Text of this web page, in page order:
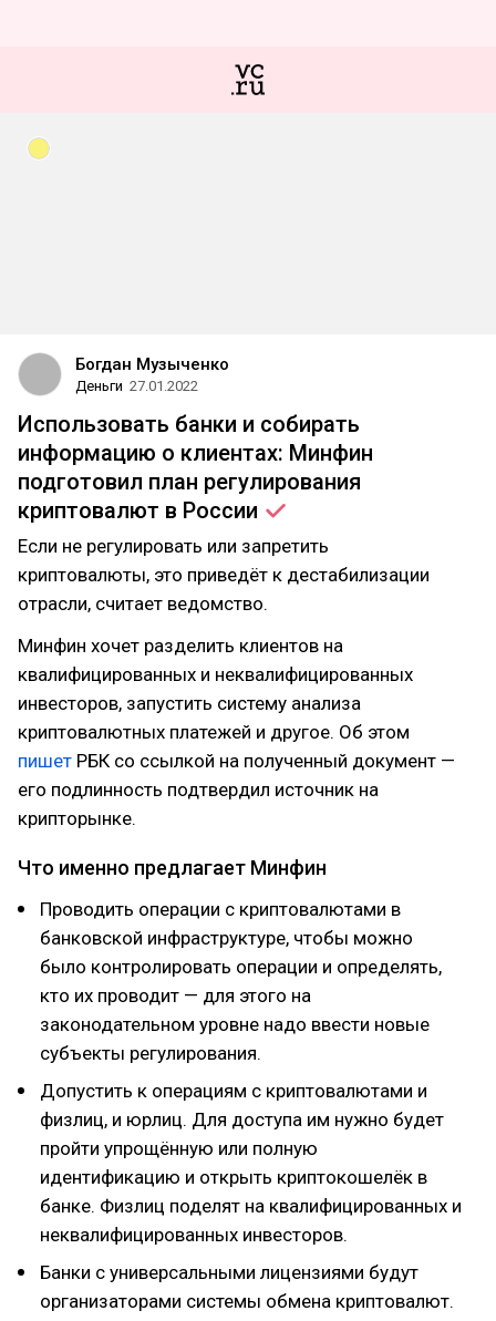
Богдан Музыченко
Деньги 27.01.2022
Использовать банки и собирать
информацию о клиентах: Минфин
подготовил план регулирования
криптовалют в России
Если не регулировать или запретить
криптовалюты, это приведёт к дестабилизации
отрасли, считает ведомство.
Минфин хочет разделить клиентов на
квалифицированных и неквалифицированных
инвесторов, запустить систему анализа
криптовалютных платежей и другое. Об этом
пишет РБК со ссылкой на полученный документ —
его подлинность подтвердил источник на
крипторынке.
Что именно предлагает Минфин
Проводить операции с криптовалютами в
банковской инфраструктуре, чтобы можно
было контролировать операции и определять,
кто их проводит — для этого на
законодательном уровне надо ввести новые
субъекты регулирования.
Допустить к операциям с криптовалютами и
физлиц, и юрлиц. Для доступа им нужно будет
пройти упрощённую или полную
идентификацию и открыть криптокошелёк в
банке. Физлиц поделят на квалифицированных и
неквалифицированных инвесторов.
Банки с универсальными лицензиями будут
организаторами системы обмена криптовалют.